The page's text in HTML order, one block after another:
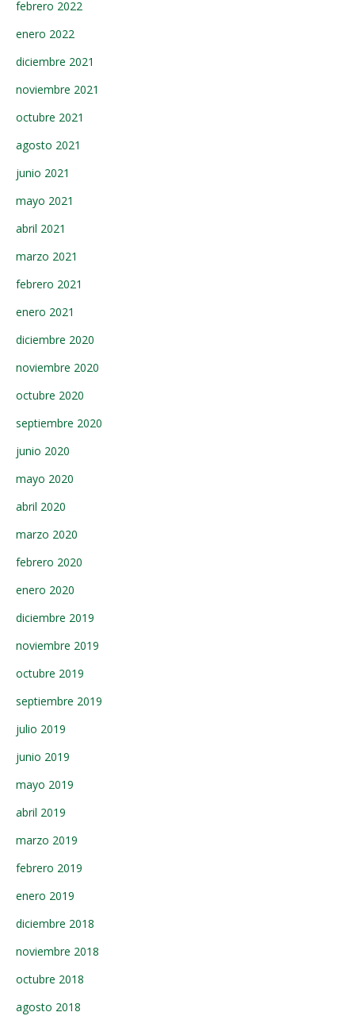
febrero 2022
enero 2022
diciembre 2021
noviembre 2021
octubre 2021
agosto 2021
junio 2021
mayo 2021
abril 2021
marzo 2021
febrero 2021
enero 2021
diciembre 2020
noviembre 2020
octubre 2020
septiembre 2020
junio 2020
mayo 2020
abril 2020
marzo 2020
febrero 2020
enero 2020
diciembre 2019
noviembre 2019
octubre 2019
septiembre 2019
julio 2019
junio 2019
mayo 2019
abril 2019
marzo 2019
febrero 2019
enero 2019
diciembre 2018
noviembre 2018
octubre 2018
agosto 2018